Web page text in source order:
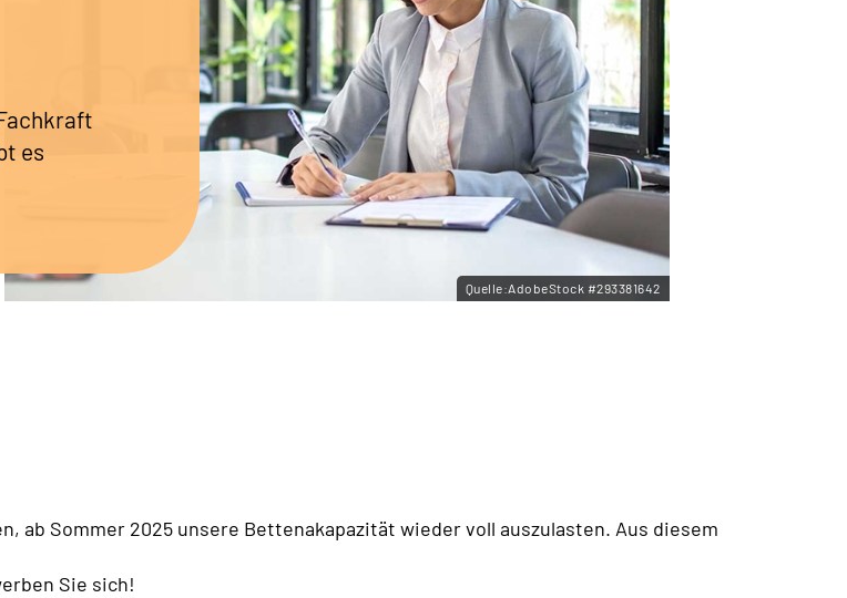
es
Quelle:AdobeStock #293381642
ab Sommer 2025 unsere Bettenakapazität wieder voll auszulasten. Aus diesem
Sie sich!